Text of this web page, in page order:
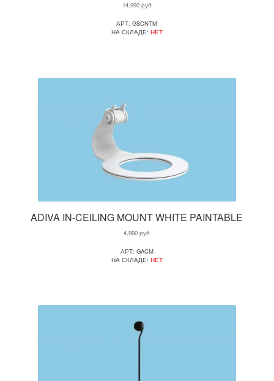
14,990руб
АРТ: GSCNTM
НА СКЛАДЕ: НЕТ
ADIVA IN-CEILING MOUNT WHITE PAINTABLE
4,990 руб
АРТ: GACM
НА СКЛАДЕ: НЕТ